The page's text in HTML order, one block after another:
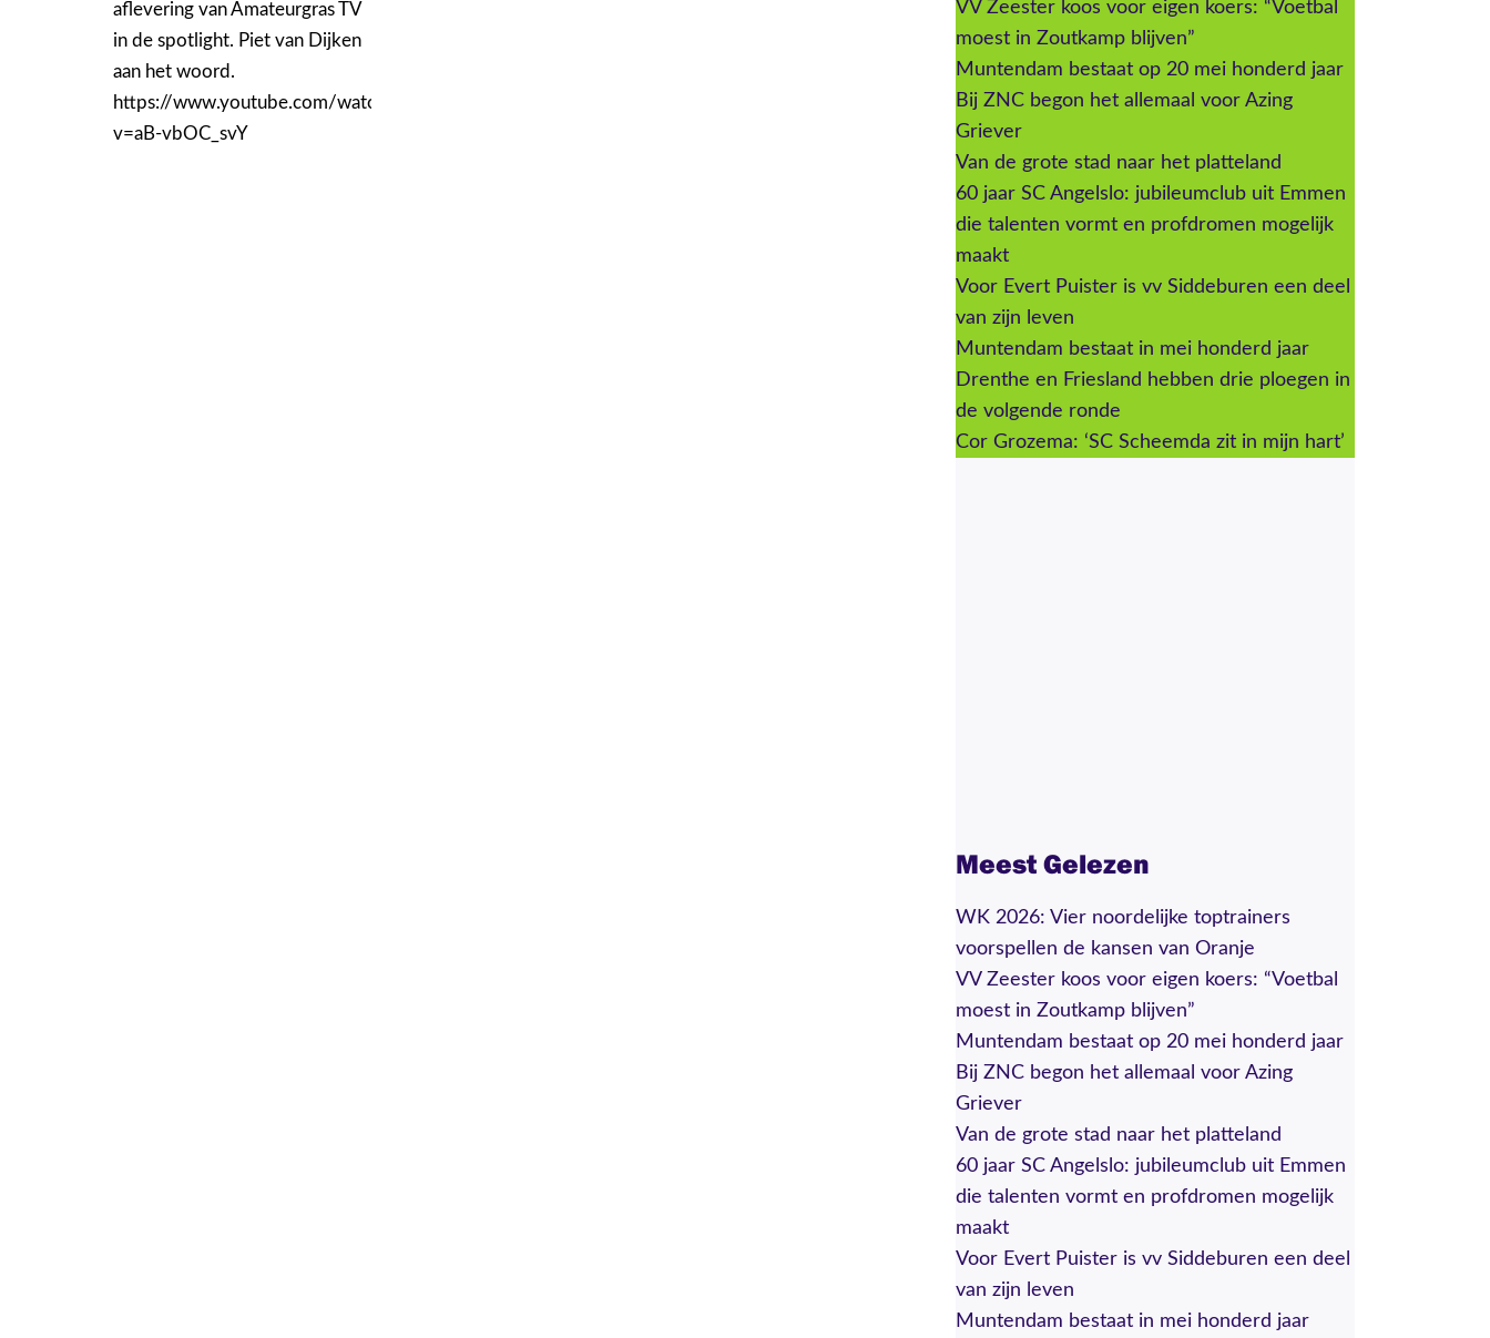
aflevering van Amateurgras TV
in de spotlight. Piet van Dijken
aan het woord.
https://www.youtube.com/watch?
v=aB-vbOC_svY
VV Zeester koos voor eigen koers: “Voetbal
moest in Zoutkamp blijven”
Muntendam bestaat op 20 mei honderd jaar
Bij ZNC begon het allemaal voor Azing
Griever
Van de grote stad naar het platteland
60 jaar SC Angelslo: jubileumclub uit Emmen
die talenten vormt en profdromen mogelijk
maakt
Voor Evert Puister is vv Siddeburen een deel
van zijn leven
Muntendam bestaat in mei honderd jaar
Drenthe en Friesland hebben drie ploegen in
de volgende ronde
Cor Grozema: ‘SC Scheemda zit in mijn hart’
MeestGelezen
WK 2026: Vier noordelijke toptrainers
voorspellen de kansen van Oranje
VV Zeester koos voor eigen koers: “Voetbal
moest in Zoutkamp blijven”
Muntendam bestaat op 20 mei honderd jaar
Bij ZNC begon het allemaal voor Azing
Griever
Van de grote stad naar het platteland
60 jaar SC Angelslo: jubileumclub uit Emmen
die talenten vormt en profdromen mogelijk
maakt
Voor Evert Puister is vv Siddeburen een deel
van zijn leven
Muntendam bestaat in mei honderd jaar